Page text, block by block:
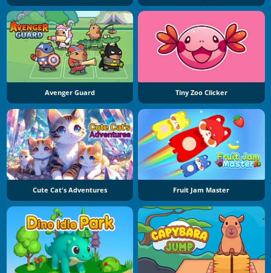
Avenger Guard Tiny Zoo Clicker
Cute Cat's Adventures Fruit Jam Master